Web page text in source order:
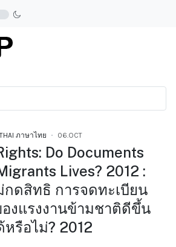
ภาษาไทย 06.OCT
Do Documents
Lives? 2012 :
ดสิทธิ การจดทะเบียน
งแรงงานข้ามชาติดีขึ้น
หรือไม่? 2012